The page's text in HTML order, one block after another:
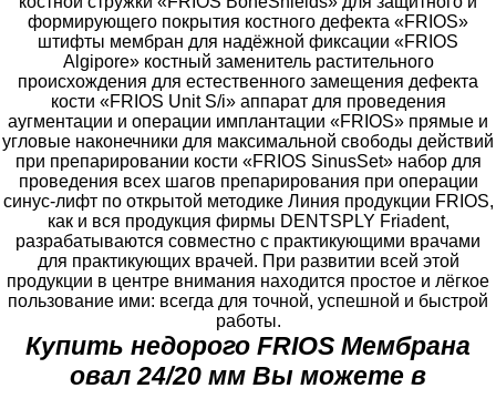
формирующего покрытия костного дефекта «FRIOS»
штифты мембран для надёжной фиксации «FRIOS
Algipore» костный заменитель растительного
происхождения для естественного замещения дефекта
кости «FRIOS Unit S/i» аппарат для проведения
аугментации и операции имплантации «FRIOS» прямые и
угловые наконечники для максимальной свободы действий
при препарировании кости «FRIOS SinusSet» набор для
проведения всех шагов препарирования при операции
синус-лифт по открытой методике Линия продукции FRIOS,
как и вся продукция фирмы DENTSPLY Friadent,
разрабатываются совместно с практикующими врачами
для практикующих врачей. При развитии всей этой
продукции в центре внимания находится простое и лёгкое
пользование ими: всегда для точной, успешной и быстрой
работы.
Купить недорого FRIOS Мембрана
овал 24/20 мм Вы можете в